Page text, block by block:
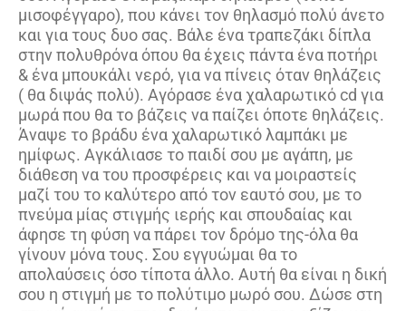
μισοφέγγαρο), που κάνει τον θηλασμό πολύ άνετο
και για τους δυο σας. Βάλε ένα τραπεζάκι δίπλα
στην πολυθρόνα όπου θα έχεις πάντα ένα ποτήρι
& ένα μπουκάλι νερό, για να πίνεις όταν θηλάζεις
( θα διψάς πολύ). Αγόρασε ένα χαλαρωτικό cd για
μωρά που θα το βάζεις να παίζει όποτε θηλάζεις.
Άναψε το βράδυ ένα χαλαρωτικό λαμπάκι με
ημίφως. Αγκάλιασε το παιδί σου με αγάπη, με
διάθεση να του προσφέρεις και να μοιραστείς
μαζί του το καλύτερο από τον εαυτό σου, με το
πνεύμα μίας στιγμής ιερής και σπουδαίας και
άφησε τη φύση να πάρει τον δρόμο της-όλα θα
γίνουν μόνα τους. Σου εγγυώμαι θα το
απολαύσεις όσο τίποτα άλλο. Αυτή θα είναι η δική
σου η στιγμή με το πολύτιμο μωρό σου. Δώσε στη